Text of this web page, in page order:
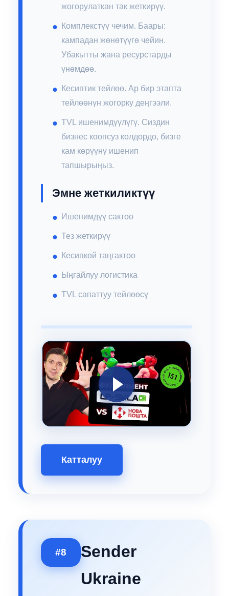
жогорулаткан так жеткирүү.
Комплекстүү чечим. Баары:
кампадан жөнөтүүгө чейин.
Убакытты жана ресурстарды
үнөмдөө.
Кесиптик тейлөө. Ар бир этапта
тейлөөнүн жогорку деңгээли.
TVL ишенимдүүлүгү. Сиздин
бизнес коопсуз колдордо, бизге
кам көрүүнү ишенип
тапшырыңыз.
Эмне жеткиликтүү
Ишенимдүү сактоо
Тез жеткирүү
Кесипкөй таңгактоо
Ыңгайлуу логистика
TVL сапаттуу тейлөөсү
Катталуу
#8
Sender
Ukraine